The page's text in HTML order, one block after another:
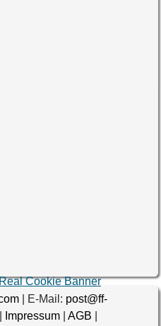
| E-Mail: post@ff-
Impressum |AGB
Cookie Banner